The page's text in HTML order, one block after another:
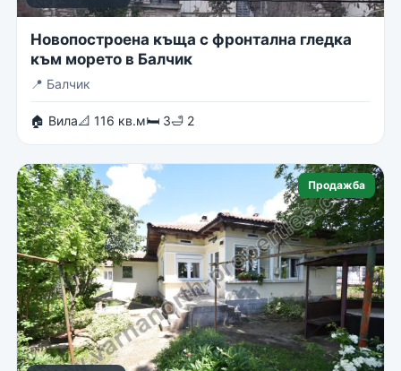
Новопостроена къща с фронтална гледка
към морето в Балчик
📍 Балчик
🏠 Вила📐 116 кв.м🛏 3🛁 2
Продажба